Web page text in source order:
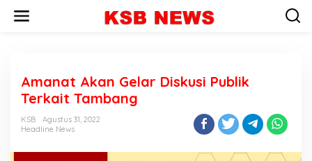
Amanat Akan Gelar Diskusi Publik
Terkait Tambang
KSB
Agustus 31, 2022
Headline News